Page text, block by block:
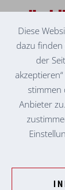
VOLKSHILFE
BÜRO
Kontakt
Volkshilfe
Mo:
Di und Do:
Fr:
Diese
dazu finden
der
stimmen
Anbieter